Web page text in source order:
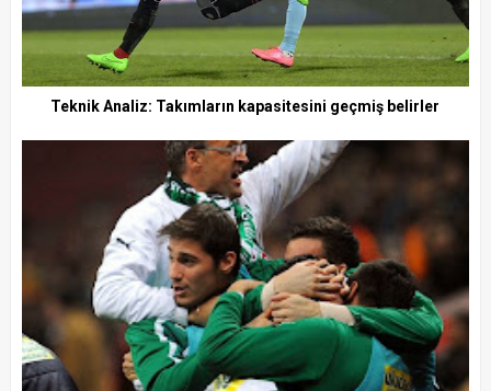
Teknik Analiz: Takımların kapasitesini geçmiş belirler